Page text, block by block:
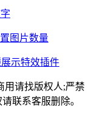
图片数量
示特效插件
用请找版权人;严禁
联系客服删除。